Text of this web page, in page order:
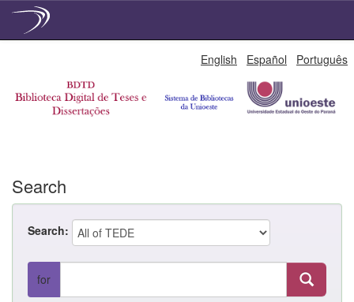
English Español Português
Search
Search:
for